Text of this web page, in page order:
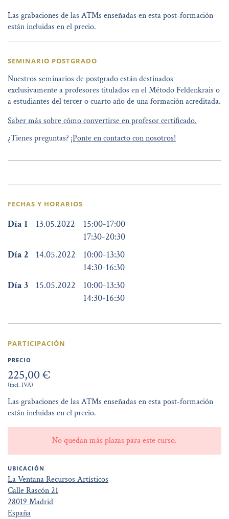
Las grabaciones de las ATMs enseñadas en esta post-formación
están incluidas en el precio.
SEMINARIO POSTGRADO
Nuestros seminarios de postgrado están destinados
exclusivamente a profesores titulados en el Método Feldenkrais o
a estudiantes del tercer o cuarto año de una formación acreditada.
Saber más sobre cómo convertirse en profesor certificado.
¿Tienes preguntas? ¡Ponte en contacto con nosotros!
FECHAS Y HORARIOS
Día 1 13.05.2022 15:00-17:00
17:30-20:30
Día 2
14.05.2022 10:00-13:30
14:30-16:30
Día 3
15.05.2022 10:00-13:30
14:30-16:30
PARTICIPACIÓN
PRECIO
225,00 €
(incl. IVA)
Las grabaciones de las ATMs enseñadas en esta post-formación
están incluidas en el precio.
No quedan más plazas para este curso.
UBICACIÓN
La Ventana Recursos Artísticos
Calle Rascón 21
28019 Madrid
España